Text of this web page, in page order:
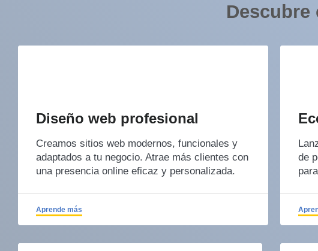
Descubre
Diseño web profesional
Creamos sitios web modernos, funcionales y
adaptados a tu negocio. Atrae más clientes con
una presencia online eficaz y personalizada.
Aprende más
de